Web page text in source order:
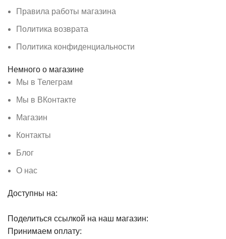
Правила работы магазина
Политика возврата
Политика конфиденциальности
Немного о магазине
Мы в Телеграм
Мы в ВКонтакте
Магазин
Контакты
Блог
О нас
Доступны на:
Поделиться ссылкой на наш магазин:
Принимаем оплату: